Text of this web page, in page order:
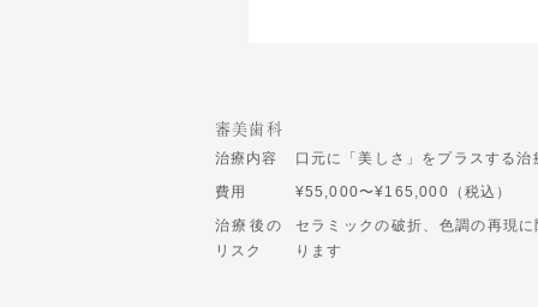
審美歯科
治療内容
口元に「美しさ」をプラスする治
費用
¥55,000〜¥165,000（税込）
治療後の
リスク
セラミックの破折、色調の再現
ります